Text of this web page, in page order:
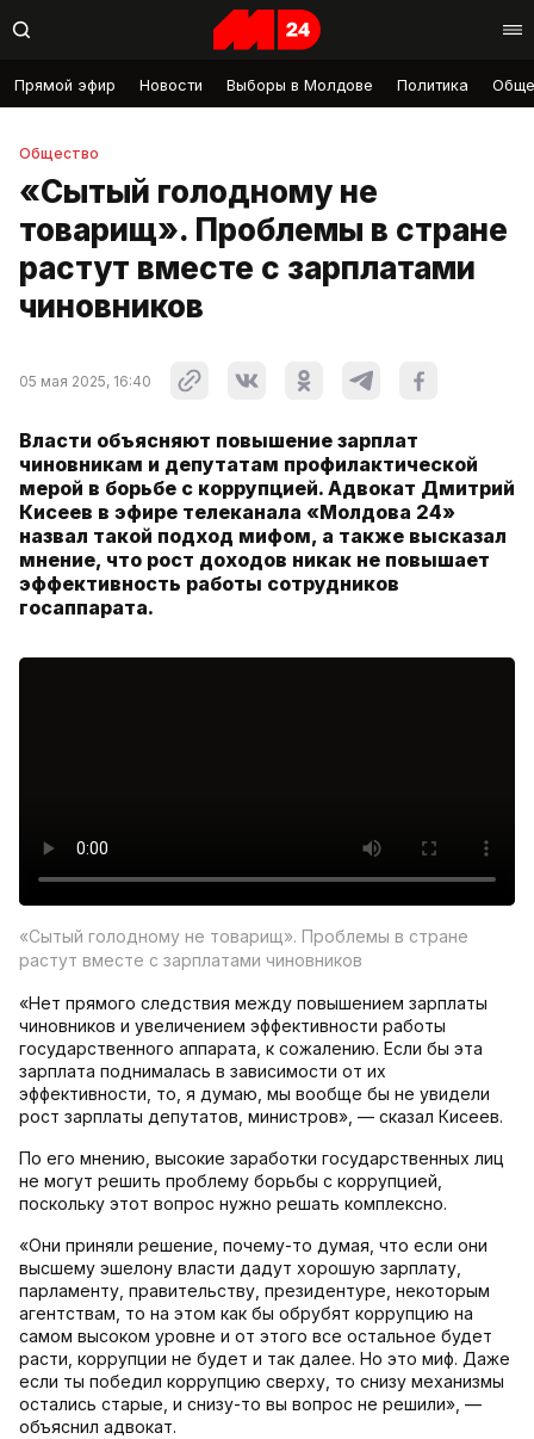
Прямой эфир Новости Выборы в Молдове Политика
Общество
«Сытый голодному не
товарищ». Проблемы в стране
растут вместе с зарплатами
чиновников
05 мая 2025, 16:40
Власти объясняют повышение зарплат
чиновникам и депутатам профилактической
мерой в борьбе с коррупцией. Адвокат Дмитрий
Кисеев в эфире телеканала «Молдова 24»
назвал такой подход мифом, а также высказал
мнение, что рост доходов никак не повышает
эффективность работы сотрудников
госаппарата.
«Сытый голодному не товарищ». Проблемы в стране
растут вместе с зарплатами чиновников
«Нет прямого следствия между повышением зарплаты
чиновников и увеличением эффективности работы
государственного аппарата, к сожалению. Если бы эта
зарплата поднималась в зависимости от их
эффективности, то, я думаю, мы вообще бы не увидели
рост зарплаты депутатов, министров», — сказал Кисеев.
По его мнению, высокие заработки государственных лиц
не могут решить проблему борьбы с коррупцией,
поскольку этот вопрос нужно решать комплексно.
«Они приняли решение, почему-то думая, что если они
высшему эшелону власти дадут хорошую зарплату,
парламенту, правительству, президентуре, некоторым
агентствам, то на этом как бы обрубят коррупцию на
самом высоком уровне и от этого все остальное будет
расти, коррупции не будет и так далее. Но это миф. Даже
если ты победил коррупцию сверху, то снизу механизмы
остались старые, и снизу-то вы вопрос не решили», —
объяснил адвокат.